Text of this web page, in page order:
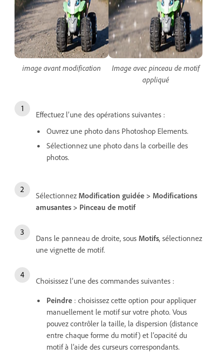
image avant modification
Image avec pinceau de motif
appliqué
Effectuez l’une des opérations suivantes :
Ouvrez une photo dans Photoshop Elements.
Sélectionnez une photo dans la corbeille des
photos.
Sélectionnez Modification guidée > Modifications
amusantes > Pinceau de motif
Dans le panneau de droite, sous Motifs, sélectionnez
une vignette de motif.
Choisissez l’une des commandes suivantes :
Peindre : choisissez cette option pour appliquer
manuellement le motif sur votre photo. Vous
pouvez contrôler la taille, la dispersion (distance
entre chaque forme du motif) et l’opacité du
motif à l’aide des curseurs correspondants.